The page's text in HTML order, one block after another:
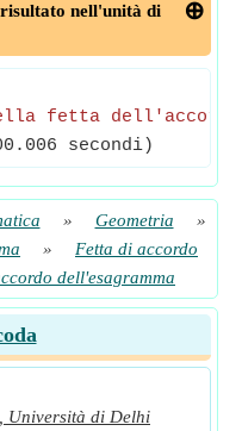
nell'unità di
fetta dell'accordo
secondi)
» Geometria
»
»
Fetta di accordo
dell'esagramma
Università di Delhi